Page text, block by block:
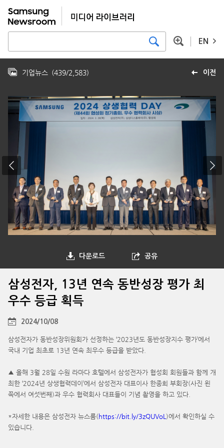
EN
이전
기업뉴스 (439/2,583)
다운로드 공유
삼성전자, 13년 연속 동반성장 평가 최
우수 등급 획득
2024/10/08
삼성전자가 동반성장위원회가 선정하는 ‘2023년도 동반성장지수 평가’에서
국내 기업 최초로 13년 연속 최우수 등급을 받았다.
▲ 올해 3월 28일 수원 라마다 호텔에서 삼성전자가 협성회 회원들과 함께 개
최한 ‘2024년 상생협력데이’에서 삼성전자 대표이사 한종희 부회장(사진 왼
쪽에서 여섯번째)과 우수 협력회사 대표들이 기념 촬영을 하고 있다.
*자세한 내용은 삼성전자 뉴스룸(https://bit.ly/3zQUVoL )에서 확인하실 수
있습니다.